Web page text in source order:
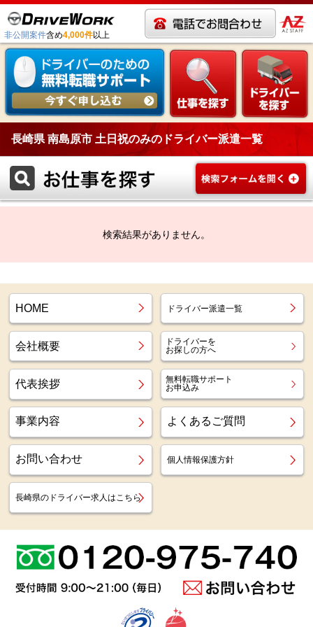
非公開案件含め4,000件以上
長崎県 南島原市 土日祝のみのドライバー派遣一覧
検索結果がありません。
HOME ドライバー派遣一覧
会社概要
ドライバーを
お探しの方へ
代表挨拶
無料転職サポート
お申込み
事業内容 よくあるご質問
お問い合わせ 個人情報保護方針
長崎県のドライバー求人はこちら